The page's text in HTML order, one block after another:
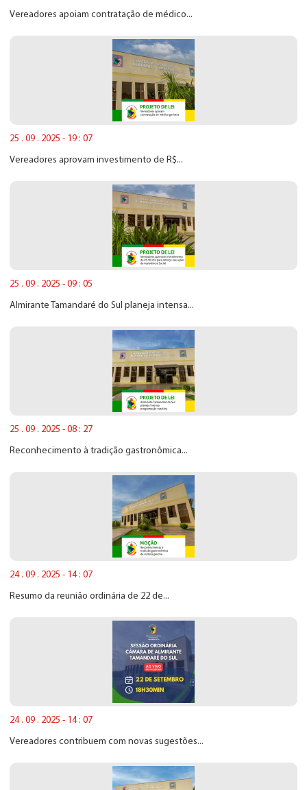
Vereadores apoiam contratação de médico...
25 . 09 . 2025 - 19 : 07
Vereadores aprovam investimento de R$...
25 . 09 . 2025 - 09 : 05
Almirante Tamandaré do Sul planeja intensa...
25 . 09 . 2025 - 08 : 27
Reconhecimento à tradição gastronômica...
24 . 09 . 2025 - 14 : 07
Resumo da reunião ordinária de 22 de...
24 . 09 . 2025 - 14 : 07
Vereadores contribuem com novas sugestões...